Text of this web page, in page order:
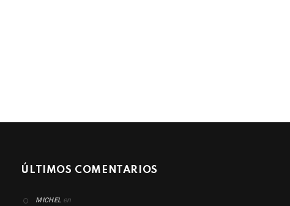
ÚLTIMOS COMENTARIOS
MICHEL en